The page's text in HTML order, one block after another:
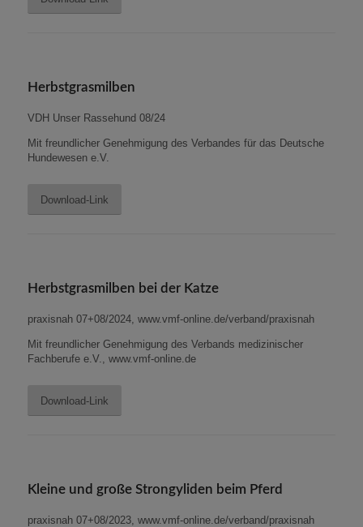
Herbstgrasmilben
VDH Unser Rassehund 08/24
Mit freundlicher Genehmigung des Verbandes für das Deutsche
Hundewesen e.V.
Download-Link
Herbstgrasmilben bei der Katze
praxisnah 07+08/2024, www.vmf-online.de/verband/praxisnah
Mit freundlicher Genehmigung des Verbands medizinischer
Fachberufe e.V., www.vmf-online.de
Download-Link
Kleine und große Strongyliden beim Pferd
praxisnah 07+08/2023, www.vmf-online.de/verband/praxisnah